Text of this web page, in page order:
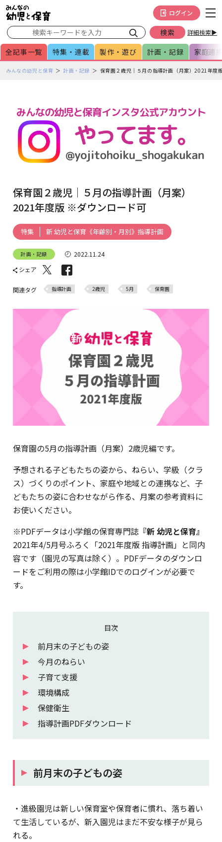
詳細検索▶
ログイン
全記事一覧 特集・連載 製作・遊び 計画・記録 家庭連
ペみんなの幼児と保育 計画・記録 保育園２歳児｜５月の指導計画（月案）2021年度
保育園２歳児｜５月の指導計画（月案）
2021年度版 ※ダウンロード可
特集 新 幼児と保育《年齢別・月別》指導計画
計画・記録
2022.11.24
シェア
関連タグ 指導計画 2歳児 5月 保育園
保育園の5月の指導計画（月案）2歳児編です。
予想される子どもたちの姿から、ねらい、学級（クラ
ス）づくりのポイント、家庭や地域との連携など、子
どもたちの姿に合わせながら作る、月案の参考資料に
お使いください。
※PDFデータは小学館の保育専門誌 『新 幼児と保育』
2021年4/5月号ふろく「2021年度版 指導計画」と同内
容です（園児の写真は除く）。PDFデータのダウンロ
ードをご利用の際は小学館IDでのログインが必要で
す。
目次
前月末の子どもの姿
今月のねらい
子育て支援
環境構成
保健衛生
指導計画PDFダウンロード
前月末の子どもの姿
・進級園児は新しい保育室や保育者に慣れ、落ち着い
て生活しているが、新入園児はまだ不安な様子が見ら
れる。